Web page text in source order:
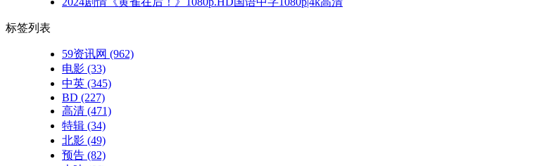
标签列表
59资讯网 (962)
电影 (33)
中英 (345)
BD (227)
高清 (471)
特辑 (34)
北影 (49)
预告 (82)